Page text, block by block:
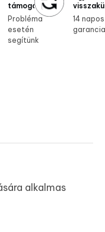
támogatás
Probléma
esetén
segítünk
14 napos
garancia
alkalmas